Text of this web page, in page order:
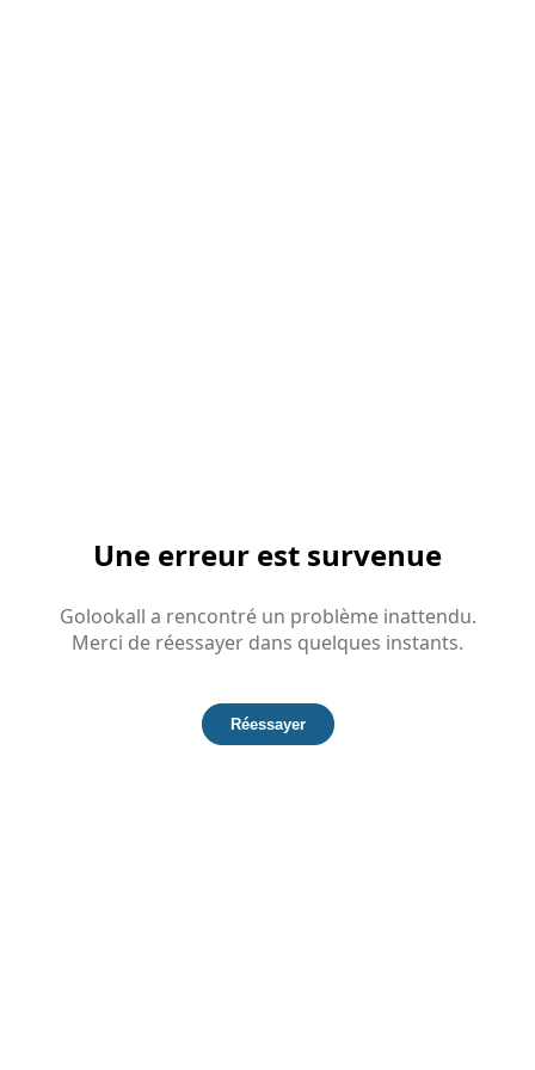
Une erreur est survenue
Golookall a rencontré un problème inattendu.
Merci de réessayer dans quelques instants.
Réessayer